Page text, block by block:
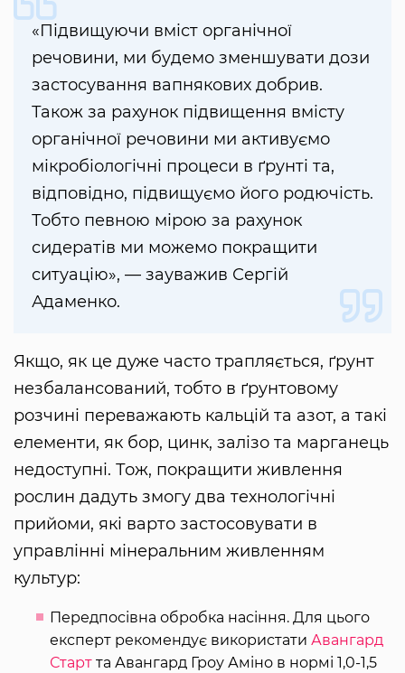
«Підвищуючи вміст органічної
речовини, ми будемо зменшувати дози
застосування вапнякових добрив.
Також за рахунок підвищення вмісту
органічної речовини ми активуємо
мікробіологічні процеси в ґрунті та,
відповідно, підвищуємо його родючість.
Тобто певною мірою за рахунок
сидератів ми можемо покращити
ситуацію», — зауважив Сергій
Адаменко.
Якщо, як це дуже часто трапляється, ґрунт
незбалансований, тобто в ґрунтовому
розчині переважають кальцій та азот, а такі
елементи, як бор, цинк, залізо та марганець
недоступні. Тож, покращити живлення
рослин дадуть змогу два технологічні
прийоми, які варто застосовувати в
управлінні мінеральним живленням
культур:
Передпосівна обробка насіння. Для цього
експерт рекомендує використати Авангард
Старт та Авангард Гроу Аміно в нормі 1,0-1,5